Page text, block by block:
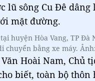
lũ sông Cu Đê dâng
mặt đường.
huyện Hòa Vang, TP Đà
chuyển bằng xe máy.
Hoài Nam, Chủ
biết, toàn bộ thôn